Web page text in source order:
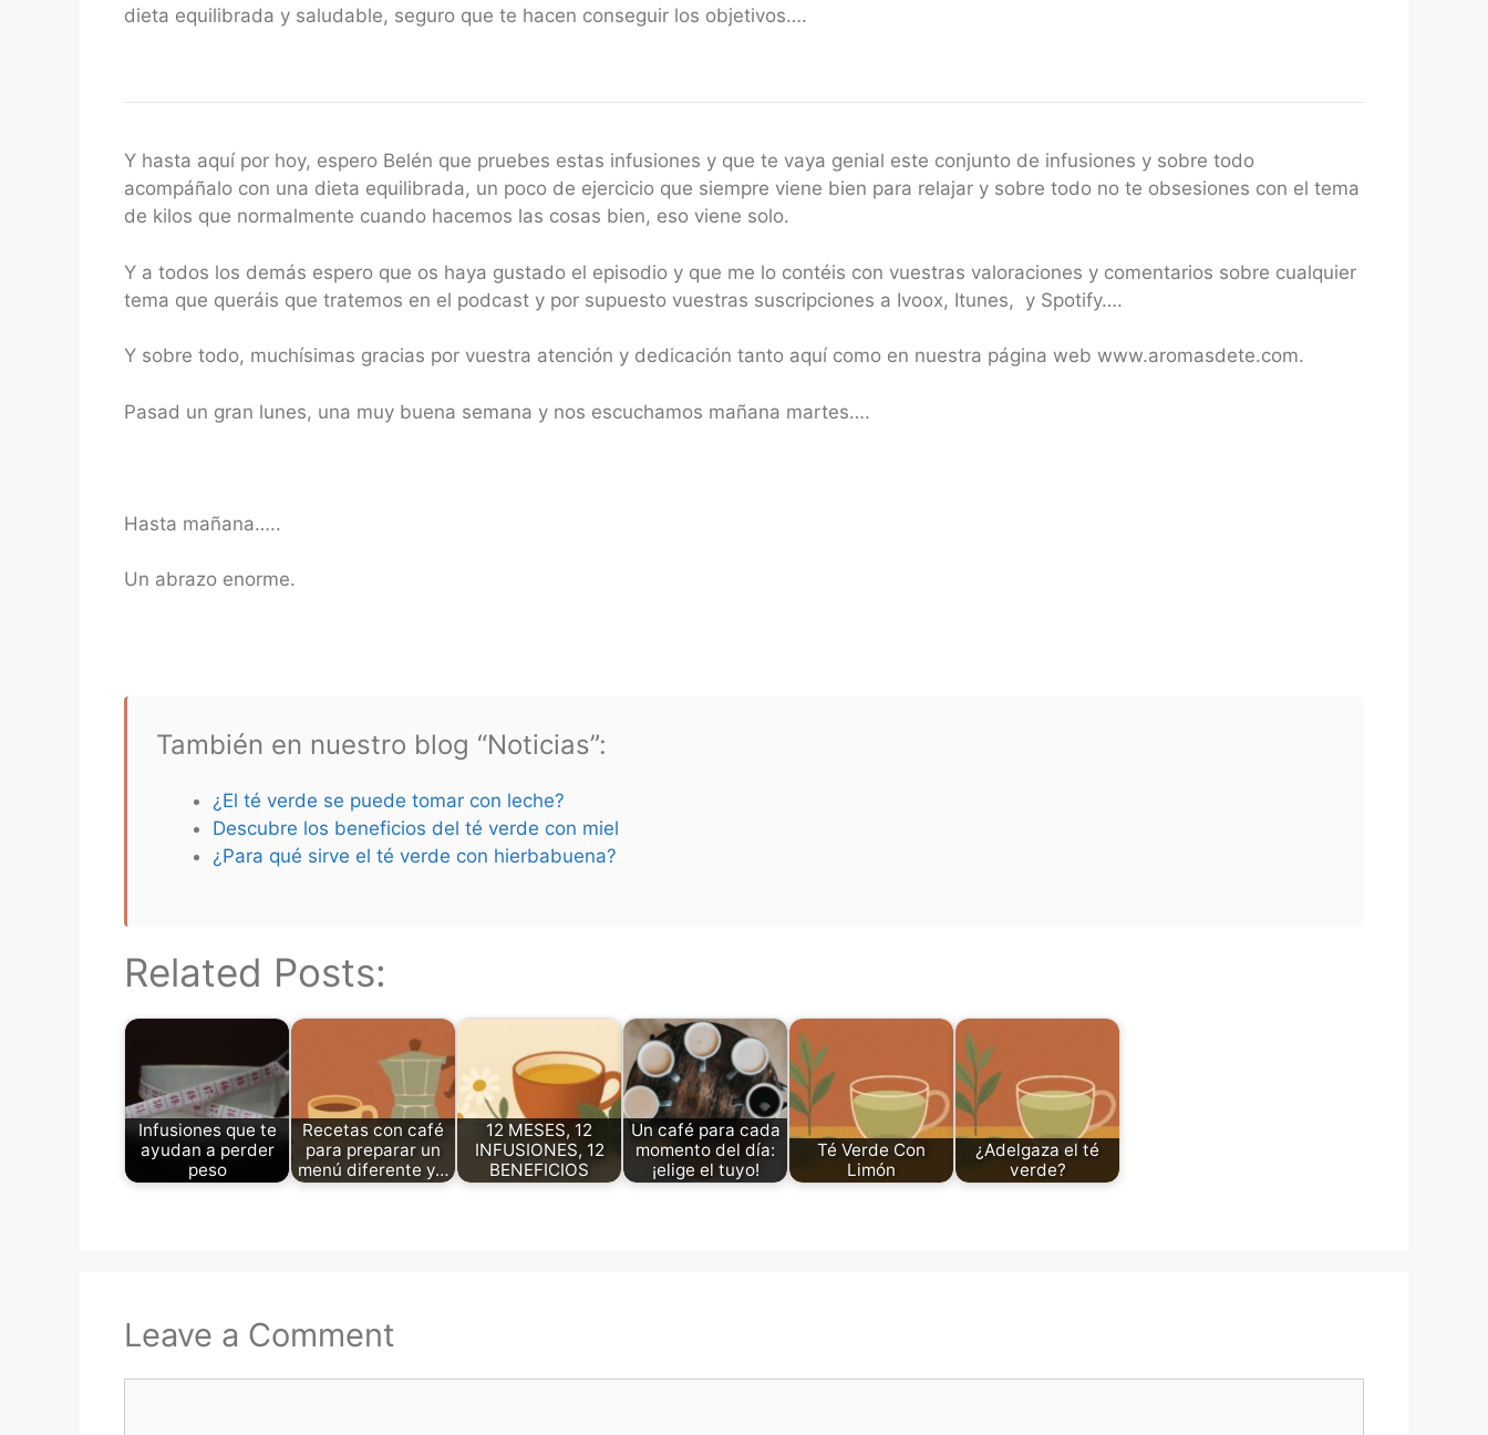
dieta equilibrada y saludable, seguro que te hacen conseguir los objetivos….
Y hasta aquí por hoy, espero Belén que pruebes estas infusiones y que te vaya genial este conjunto de infusiones y sobre todo
acompáñalo con una dieta equilibrada, un poco de ejercicio que siempre viene bien para relajar y sobre todo no te obsesiones con el tema
de kilos que normalmente cuando hacemos las cosas bien, eso viene solo.
Y a todos los demás espero que os haya gustado el episodio y que me lo contéis con vuestras valoraciones y comentarios sobre cualquier
tema que queráis que tratemos en el podcast y por supuesto vuestras suscripciones a Ivoox, Itunes, y Spotify….
Y sobre todo, muchísimas gracias por vuestra atención y dedicación tanto aquí como en nuestra página web www.aromasdete.com.
Pasad un gran lunes, una muy buena semana y nos escuchamos mañana martes….
Hasta mañana…..
Un abrazo enorme.
También en nuestro blog “Noticias”:
¿El té verde se puede tomar con leche?
Descubre los beneficios del té verde con miel
¿Para qué sirve el té verde con hierbabuena?
Related Posts:
Infusiones que te
ayudan a perder
peso
Recetas con café
para preparar un
menú diferente y…
12 MESES, 12
INFUSIONES, 12
BENEFICIOS
Un café para cada
momento del día:
¡elige el tuyo!
Té Verde Con
Limón
¿Adelgaza el té
verde?
Leave a Comment